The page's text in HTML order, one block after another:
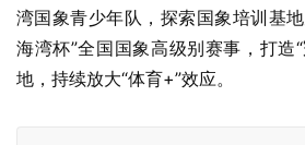
湾国象青少年队，探索国象培训基
海湾杯”全国国象高级别赛事，打造
地，持续放大“体育+”效应。